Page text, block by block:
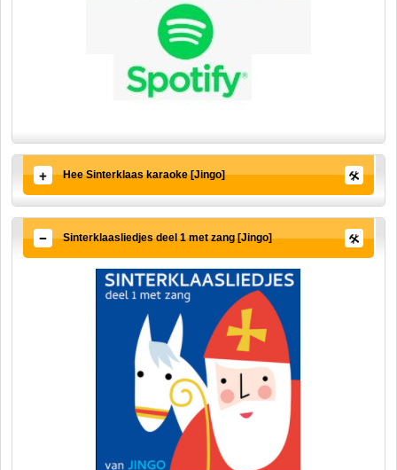
Hee Sinterklaas karaoke [Jingo]
Sinterklaasliedjes deel 1 met zang [Jingo]